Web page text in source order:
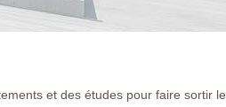
et des études pour faire sortir le